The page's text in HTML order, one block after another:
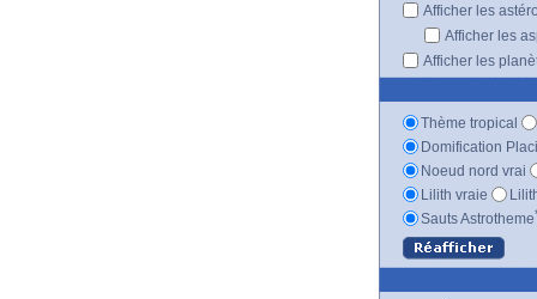
Afficher les
Afficher les
Afficher les
Thème tropical
Domification
Noeud nord vrai
Lilith vraie
Sauts Astrotheme